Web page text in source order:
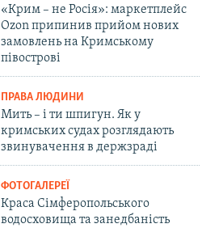
«Крим – не Росія»: маркетплейс
Ozon припинив прийом нових
замовлень на Кримському
півострові
ПРАВА ЛЮДИНИ
Мить – і ти шпигун. Як у
кримських судах розглядають
звинувачення в держзраді
ФОТОГАЛЕРЕЇ
Краса Сімферопольського
водосховища та занедбаність